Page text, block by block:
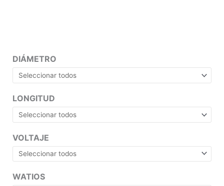
DIÁMETRO
LONGITUD
VOLTAJE
WATIOS